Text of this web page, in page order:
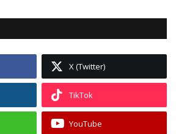
X (Twitter)
TikTok
YouTube